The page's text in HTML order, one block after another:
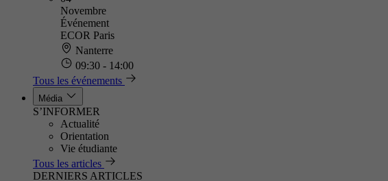
Novembre
Événement
ECOR Paris
Nanterre
09:30 - 14:00
Tous les événements
Média
S’INFORMER
Actualité
Orientation
Vie étudiante
Tous les articles
DERNIERS ARTICLES